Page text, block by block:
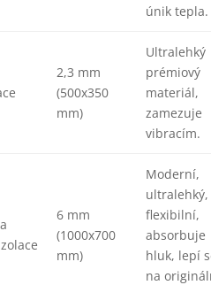
únik tepla.
2,3 mm
(500x350
mm)
Ultralehký
prémiový
materiál,
zamezuje
vibracím.
6 mm
(1000x700
mm)
Moderní,
ultralehký,
flexibilní,
absorbuje
hluk, lepí
na